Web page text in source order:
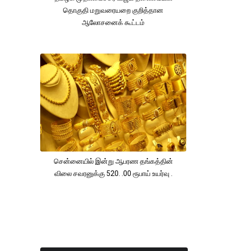
தொகுதி மறுவரையறை குறித்தான
ஆலோசனைக் கூட்டம்
சென்னையில் இன்று ஆபரண தங்கத்தின்
விலை சவரனுக்கு 520. .00 ரூபாய் உயர்வு .